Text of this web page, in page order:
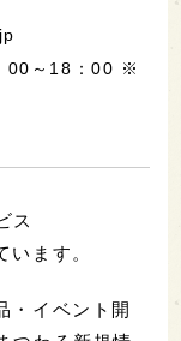
00～18：00 ※
ス
ます。
・イベント開